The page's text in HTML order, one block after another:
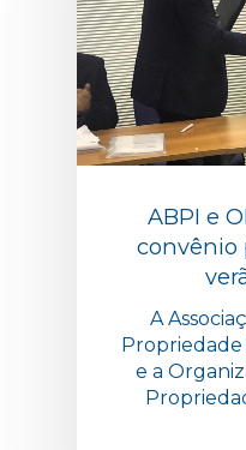
ABPI e
convênio
A
e a